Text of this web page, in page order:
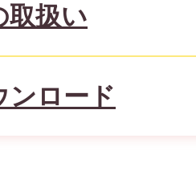
取扱い
ンロード